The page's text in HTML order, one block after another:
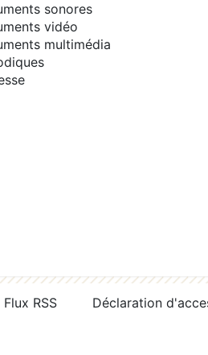
sonores
vidéo
multimédia
Flux RSS Déclaration